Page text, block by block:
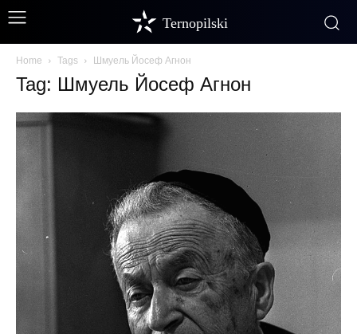
Ternopilski
Home Tags Шмуель Йосеф Агнон
Tag: Шмуель Йосеф Агнон